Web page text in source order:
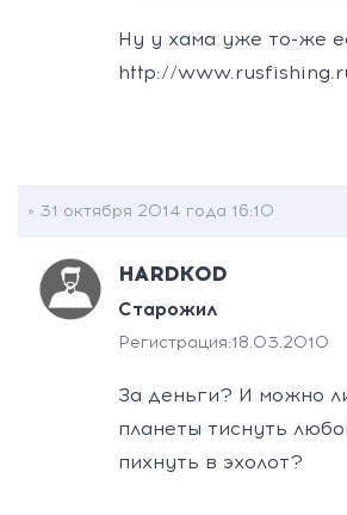
Ну у хама уже то-же
http://
» 31 октября 2014 года 16:10
HARDKOD
Старожил
Регистрация:18.03.2010
За деньги? И можно
планеты тиснуть
пихнуть в эхолот?